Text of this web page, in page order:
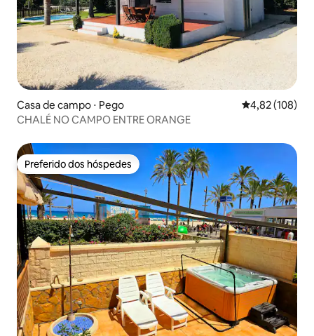
Casa de campo ⋅ Pego 4,82 de uma
4,82 (108)
CHALÉ NO CAMPO ENTRE ORANGE
Preferido dos hóspedes
Preferido dos hóspedes